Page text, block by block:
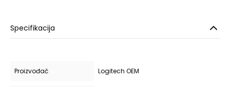
Specifikacija
Proizvođač Logitech OEM